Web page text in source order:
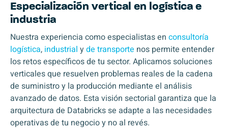
Especialización vertical en logística e
industria
Nuestra experiencia como especialistas en consultoría
logística, industrial yde transporte nos permite entender
los retos específicos de tu sector. Aplicamos soluciones
verticales que resuelven problemas reales de la cadena
de suministro y la producción mediante el análisis
avanzado de datos. Esta visión sectorial garantiza que la
arquitectura de Databricks se adapte a las necesidades
operativas de tu negocio y no al revés.